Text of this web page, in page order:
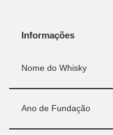
Informações
Nome do Whisky
Ano de Fundação